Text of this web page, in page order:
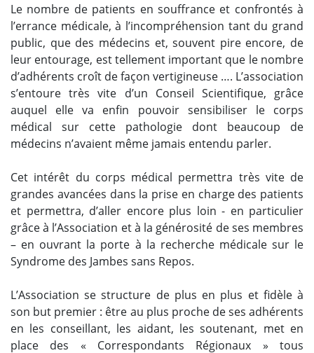
Le nombre de patients en souffrance et confrontés à
l’errance médicale, à l’incompréhension tant du grand
public, que des médecins et, souvent pire encore, de
leur entourage, est tellement important que le nombre
d’adhérents croît de façon vertigineuse …. L’association
s’entoure très vite d’un Conseil Scientifique, grâce
auquel elle va enfin pouvoir sensibiliser le corps
médical sur cette pathologie dont beaucoup de
médecins n’avaient même jamais entendu parler.
Cet intérêt du corps médical permettra très vite de
grandes avancées dans la prise en charge des patients
et permettra, d’aller encore plus loin - en particulier
grâce à l’Association et à la générosité de ses membres
– en ouvrant la porte à la recherche médicale sur le
Syndrome des Jambes sans Repos.
L’Association se structure de plus en plus et fidèle à
son but premier : être au plus proche de ses adhérents
en les conseillant, les aidant, les soutenant, met en
place des « Correspondants Régionaux » tous